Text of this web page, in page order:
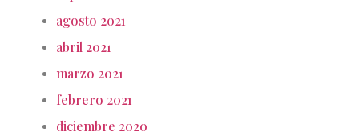
agosto 2021
abril 2021
marzo 2021
febrero 2021
diciembre 2020